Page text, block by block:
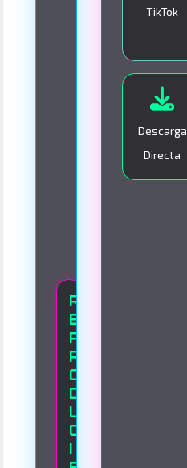
R
E
P
R
O
D
U
C
I
TikTok
Descarga
Directa